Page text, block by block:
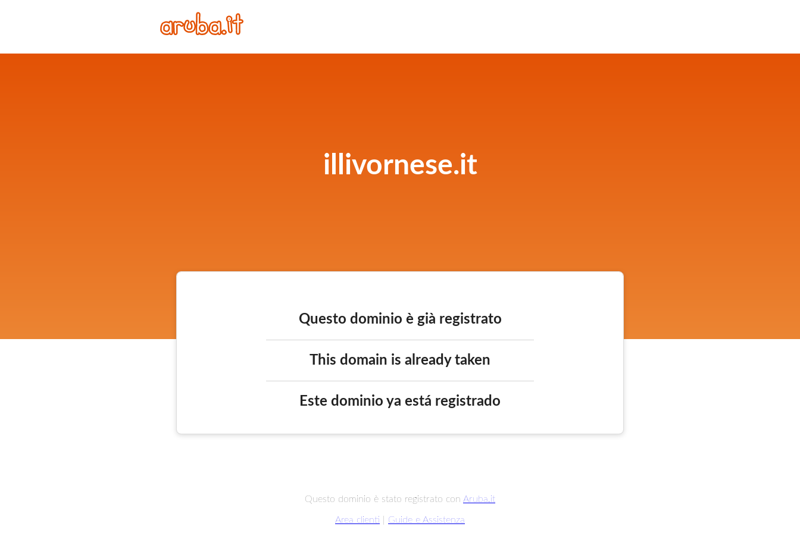
illivornese.it
Questo dominio è già registrato
This domain is already taken
Este dominio ya está registrado
Questo dominio è stato registrato con Aruba.it
Area clienti Guide e Assistenza